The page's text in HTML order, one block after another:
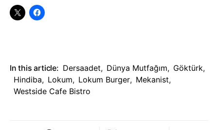
In this article: Dersaadet, Dünya Mutfağım, Göktürk,
Hindiba, Lokum, Lokum Burger, Mekanist,
Westside Cafe Bistro